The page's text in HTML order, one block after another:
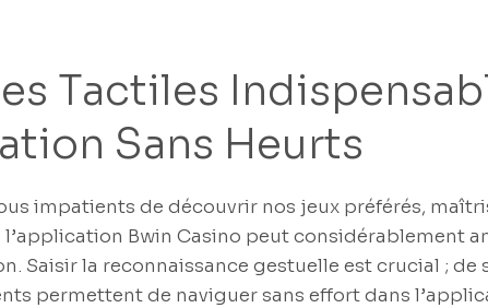
Tactiles
Sans Heurts
impatients de découvrir nos jeux préférés,
Bwin Casino peut considérablement
Saisir la reconnaissance gestuelle est crucial ; de
permettent de naviguer sans effort dans